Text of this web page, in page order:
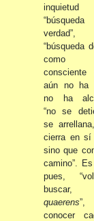
“búsqueda
como
consciente
aún no ha
no ha
“no se
se
cierra en sí
sino que
camino”.
pues,
quaerens”,
conocer